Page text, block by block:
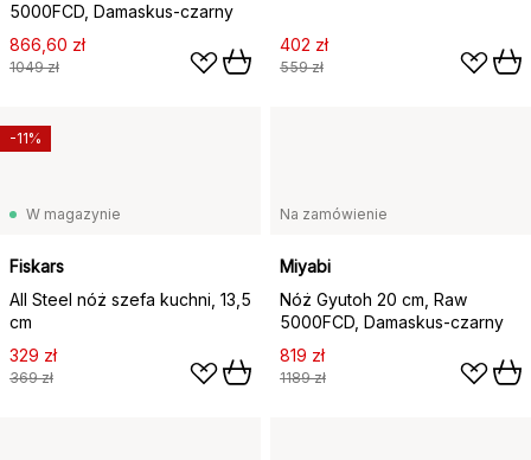
5000FCD, Damaskus-czarny
866,60 zł
1049 zł
402 zł
559 zł
W magazynie
Fiskars
All Steel nóż szefa kuchni, 13,5
cm
329 zł
369 zł
-11%
Na zamówienie
Miyabi
Nóż Gyutoh 20 cm, Raw
5000FCD, Damaskus-czarny
819 zł
1189 zł